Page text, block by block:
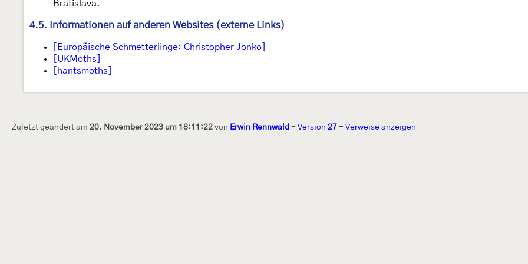
Bratislava.
4.5. Informationen auf anderen Websites (externe Links)
[Europäische Schmetterlinge: Christopher Jonko]
[UKMoths]
[hantsmoths]
Zuletzt geändert am 20. November 2023 um 18:11:22 von Erwin Rennwald - Version 27 - Verweise anzeigen